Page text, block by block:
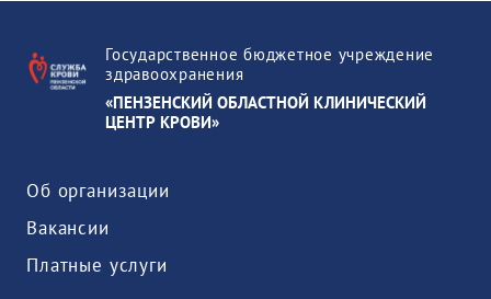
Государственное бюджетное учреждение
здравоохранения
«ПЕНЗЕНСКИЙ ОБЛАСТНОЙ КЛИНИЧЕСКИЙ
ЦЕНТР КРОВИ»
Об организации
Вакансии
Платные услуги